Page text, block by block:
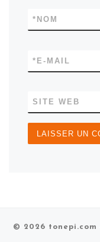
NOM
*
E-MAIL
*
SITE WEB
© 2026 tonepi.com